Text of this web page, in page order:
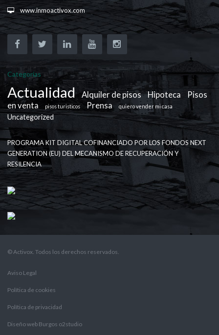
www.inmoactivox.com
Categorías
Actualidad Alquiler de pisos Hipoteca
Pisos
en venta
pisos turisticos Prensa quiero vender mi casa
Uncategorized
PROGRAMA KIT DIGITAL COFINANCIADO POR LOS FONDOS NEXT
GENERATION (EU) DEL MECANISMO DE RECUPERACIÓN Y
RESILENCIA
© Activox. Todos los derechos reservados.
Aviso Legal
Política de cookies
Política de privacidad
Diseño web Burgos o2studio